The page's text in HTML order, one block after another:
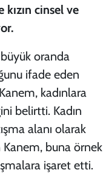
cinsel ve
oranda
ifade eden
kadınlara
belirtti. Kadın
alanı olarak
buna örnek
işaret etti.